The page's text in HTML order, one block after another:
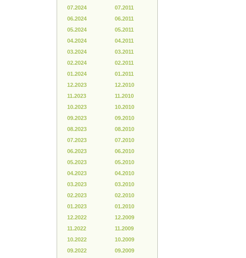
07.2024
06.2024
05.2024
04.2024
03.2024
02.2024
01.2024
12.2023
11.2023
10.2023
09.2023
08.2023
07.2023
06.2023
05.2023
04.2023
03.2023
02.2023
01.2023
12.2022
11.2022
10.2022
09.2022
07.2011
06.2011
05.2011
04.2011
03.2011
02.2011
01.2011
12.2010
11.2010
10.2010
09.2010
08.2010
07.2010
06.2010
05.2010
04.2010
03.2010
02.2010
01.2010
12.2009
11.2009
10.2009
09.2009